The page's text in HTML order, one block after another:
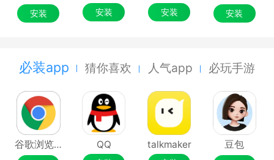
安装 安装 安装 安装
必装app 猜你喜欢 人气app 必玩手游
谷歌浏览器Google Chrome QQ talkmaker 豆包